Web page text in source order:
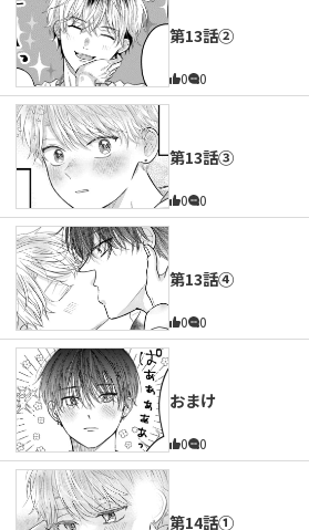
第13話②
0 0
第13話③
0 0
第13話④
0 0
おまけ
0 0
第14話①